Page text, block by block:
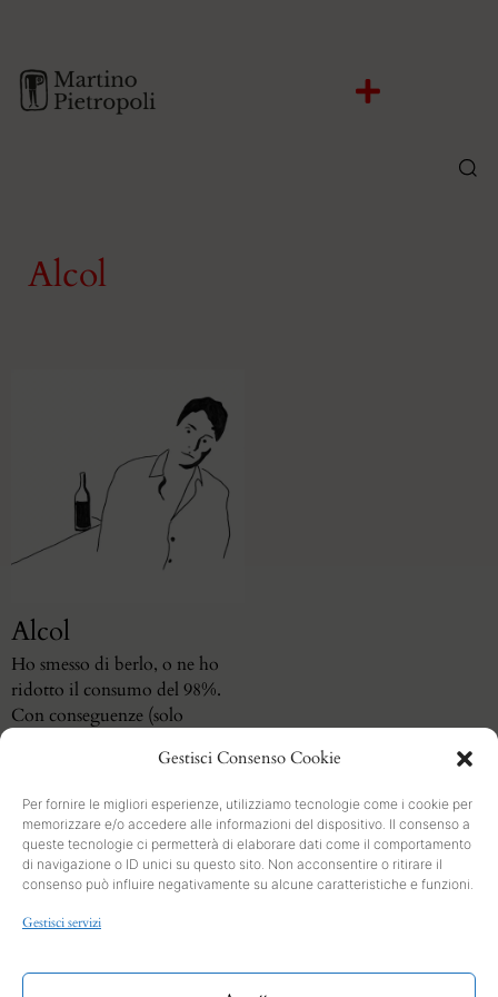
Gestisci Consenso Cookie
Per fornire le migliori esperienze, utilizziamo tecnologie come i cookie per
memorizzare e/o accedere alle informazioni del dispositivo. Il consenso a
queste tecnologie ci permetterà di elaborare dati come il comportamento
di navigazione o ID unici su questo sito. Non acconsentire o ritirare il
consenso può influire negativamente su alcune caratteristiche e funzioni.
Gestisci servizi
Alcol
Alcol
Ho smesso di berlo, o ne ho
ridotto il consumo del 98%.
Con conseguenze (solo
SEARCH